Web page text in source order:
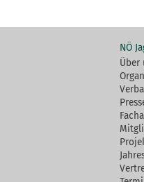
NÖ
Über